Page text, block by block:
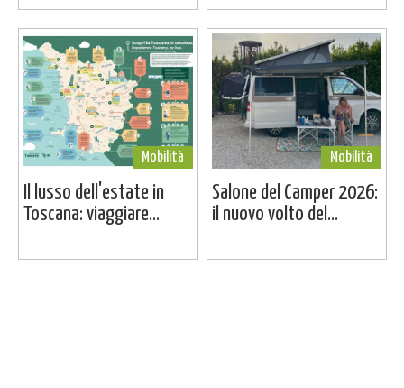
Mobilità
Il lusso dell'estate in
Toscana: viaggiare...
Mobilità
Salone del Camper 2026:
il nuovo volto del...